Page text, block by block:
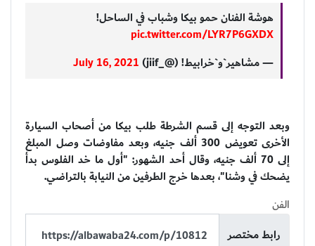
هوشة الفنان حمو بيكا وشباب في الساحل!
pic.twitter.com/LYR7P6GXDX
— مشاهير`و`خرابيط! (@_jiif)
July 16, 2021
وبعد التوجه إلى قسم الشرطة طلب بيكا من أصحاب السيارة
الأخرى تعويض 300 ألف جنيه، وبعد مفاوضات وصل المبلغ
إلى 70 ألف جنيه، وقال أحد الشهور: "أول ما خد الفلوس بدأ
يضحك في وشنا"، بعدها خرج الطرفين من النيابة بالتراضي.
الفن
رابط مختصر